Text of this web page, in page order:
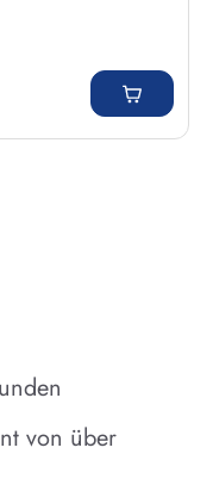
von über